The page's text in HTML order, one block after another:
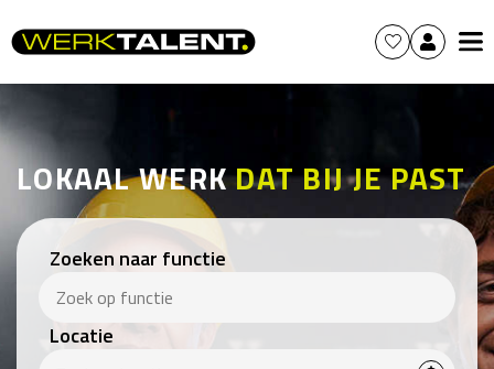
LOKAAL WERKDAT BIJ JE PAST
Zoeken naar functie
Locatie